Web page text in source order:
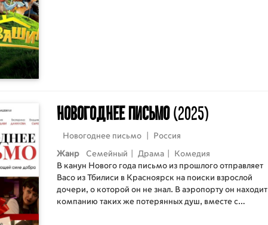
Новогоднее письмо(2025)
Новогоднее письмо Россия
Жанр Семейный Драма
Комедия
В канун Нового года письмо из прошлого отправляет
Васо из Тбилиси в Красноярск на поиски взрослой
дочери, о которой он не знал. В аэропорту он находит
компанию таких же потерянных душ, вместе с